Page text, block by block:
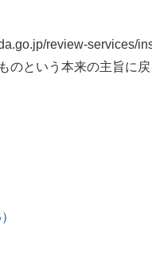
review-services/
のという本来の主旨に